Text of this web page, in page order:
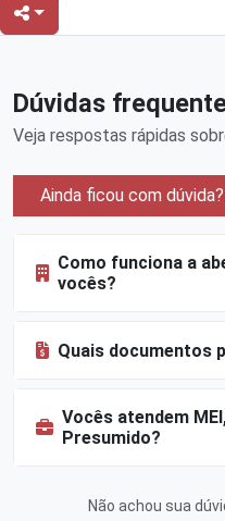
Dúvidas
Veja respostas rápidas
Ainda ficou com dúvida?
Como funciona a
vocês?
Quais documentos
Vocês atendem
Presumido?
Não achou sua